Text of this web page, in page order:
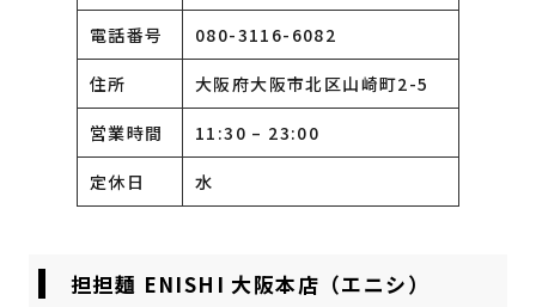
電話番号 080-3116-6082
住所 大阪府大阪市北区山崎町2-5
営業時間 11:30 – 23:00
定休日 水
担担麺 ENISHI 大阪本店（エニシ）